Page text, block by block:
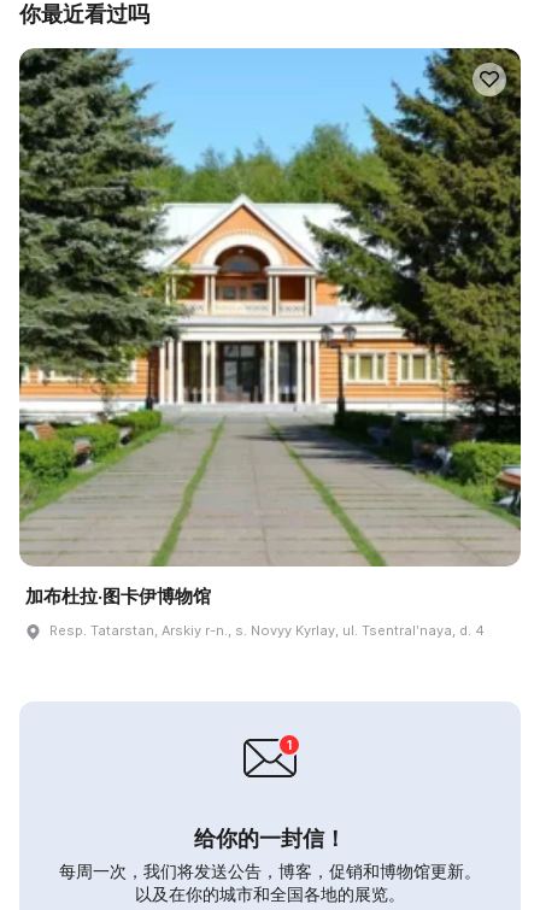
你最近看过吗
加布杜拉·图卡伊博物馆
Resp. Tatarstan, Arskiy r-n., s. Novyy Kyrlay, ul. Tsentralʹnaya, d. 4
给你的一封信！
每周一次，我们将发送公告，博客，促销和博物馆更新。
以及在你的城市和全国各地的展览。